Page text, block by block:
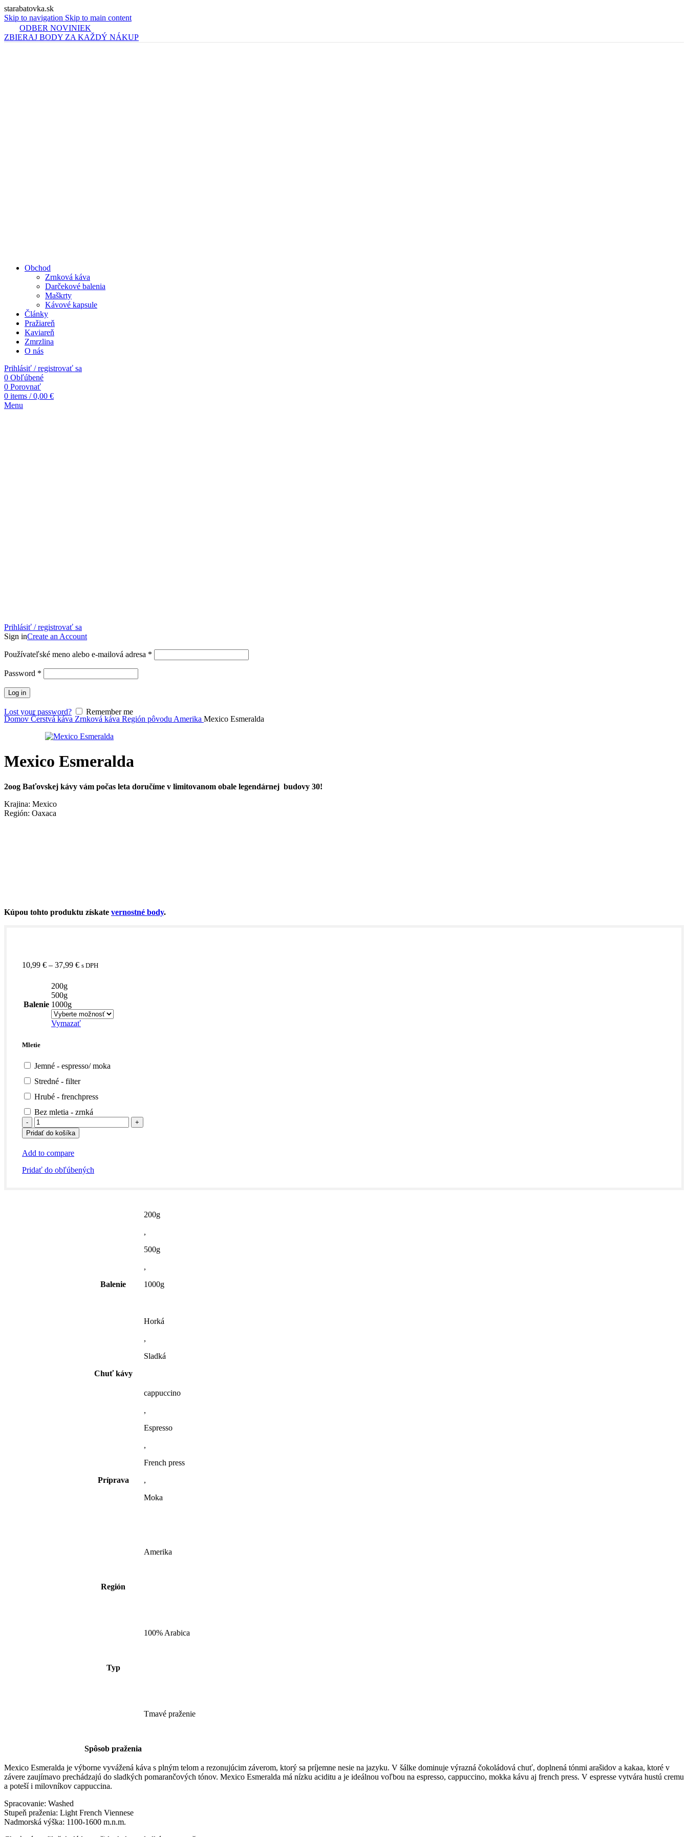
starabatovka.sk
Skip to navigation Skip to main content
ODBER NOVINIEK
ZBIERAJ BODY ZA KAŽDÝ NÁKUP
Obchod
Zrnková káva
Darčekové balenia
Maškrty
Kávové kapsule
Články
Pražiareň
Kaviareň
Zmrzlina
O nás
Prihlásiť / registrovať sa
0 Obľúbené
0 Porovnať
0 items / 0,00 €
Menu
Prihlásiť / registrovať sa
Sign inCreate an Account
Používateľské meno alebo e-mailová adresa *
Password *
Log in
Lost your password?
Remember me
Domov Čerstvá káva Zrnková káva Región pôvodu Amerika Mexico Esmeralda
Mexico Esmeralda
2oog Baťovskej kávy vám počas leta doručíme v limitovanom obale legendárnej budovy 30!
Krajina: Mexico
Región: Oaxaca
Kúpou tohto produktu získate vernostné body.
10,99 € – 37,99 €Price
s DPH
Balenie
200g
500g
1000g
Vymazať
Mletie
Jemné - espresso/ moka
Stredné - filter
Hrubé - frenchpress
Bez mletia - zrnká
množstvo
Mexico
Esmeralda
Pridať do košíka
Add to compare
Pridať do obľúbených
Balenie
200g
,
500g
,
1000g
Chuť kávy
Horká
,
Sladká
Príprava
cappuccino
,
Espresso
,
French press
,
Moka
Región
Amerika
Typ
100% Arabica
Spôsob praženia
Tmavé praženie
Mexico Esmeralda je výborne vyvážená káva s plným telom a rezonujúcim záverom, ktorý sa príjemne nesie na jazyku. V šálke dominuje výrazná čokoládová chuť, doplnená tónmi arašidov a kakaa, ktoré v
závere zaujímavo prechádzajú do sladkých pomarančových tónov. Mexico Esmeralda má nízku aciditu a je ideálnou voľbou na espresso, cappuccino, mokka kávu aj french press. V espresse vytvára hustú cremu
a poteší i milovníkov cappuccina.
Spracovanie: Washed
Stupeň praženia: Light French Viennese
Nadmorská výška: 1100-1600 m.n.m.